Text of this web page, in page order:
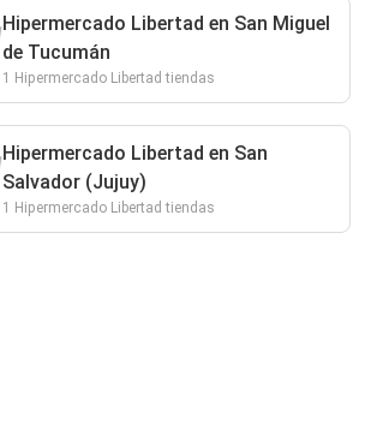
Hipermercado Libertad en San Miguel
de Tucumán
1 Hipermercado Libertad tiendas
Hipermercado Libertad en San
Salvador (Jujuy)
1 Hipermercado Libertad tiendas